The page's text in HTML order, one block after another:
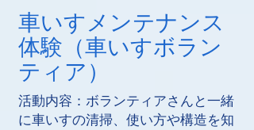
車いすメンテナンス
体験（車いすボラン
ティア）
活動内容：ボランティアさんと一緒
に車いすの清掃、使い方や構造を知